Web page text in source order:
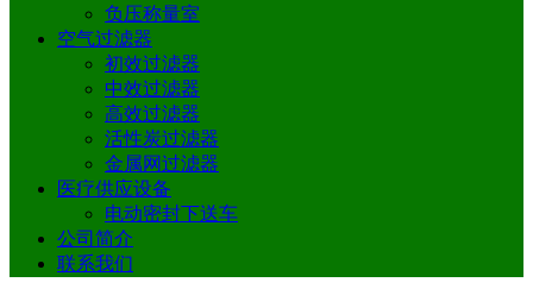
负压称量室
空气过滤器
初效过滤器
中效过滤器
高效过滤器
活性炭过滤器
金属网过滤器
医疗供应设备
电动密封下送车
公司简介
联系我们